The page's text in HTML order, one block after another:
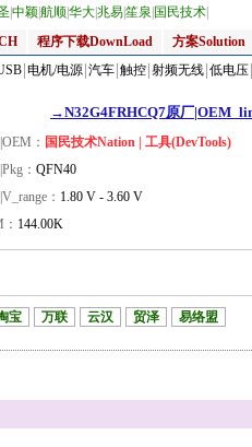
中颖航顺华大兆易笙泉 国民技术
程序下载DownLoad 方案Solution
电机/电源 汽车 触控 射频无线 低电压
→N32G4FRHCQ7原厂
： 国民技术Nation | 工具(DevTools)
： QFN40
： 1.80 V - 3.60 V
144.00K
宝 万联 云汉 贸泽 易络盟